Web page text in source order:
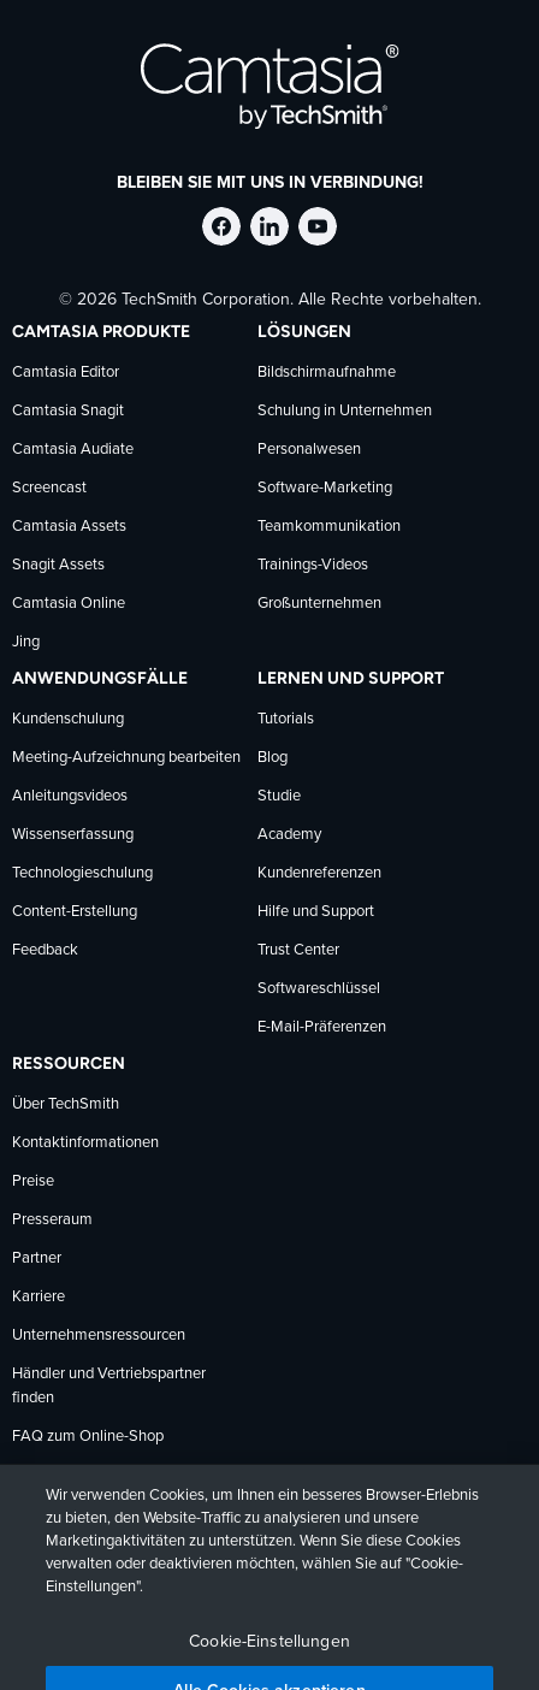
BLEIBEN SIE MIT UNS IN VERBINDUNG!
TechSmith
auf
Facebook
folgen
TechSmith
auf
LinkedIn
folgen
TechSmith
auf
YouTube
folgen
© 2026 TechSmith Corporation. Alle Rechte vorbehalten.
CAMTASIA PRODUKTE
Camtasia Editor
Camtasia Snagit
Camtasia Audiate
Screencast
Camtasia Assets
Snagit Assets
Camtasia Online
Jing
LÖSUNGEN
Bildschirmaufnahme
Schulung in Unternehmen
Personalwesen
Software-Marketing
Teamkommunikation
Trainings-Videos
Großunternehmen
ANWENDUNGSFÄLLE
Kundenschulung
Meeting-Aufzeichnung bearbeiten
Anleitungsvideos
Wissenserfassung
Technologieschulung
Content-Erstellung
Feedback
LERNEN UND SUPPORT
Tutorials
Blog
Studie
Academy
Kundenreferenzen
Hilfe und Support
Trust Center
Softwareschlüssel
E-Mail-Präferenzen
RESSOURCEN
Über TechSmith
Kontaktinformationen
Preise
Presseraum
Partner
Karriere
Unternehmensressourcen
Händler und Vertriebspartner
finden
FAQ zum Online-Shop
Rückgabebedingungen
DeutschFrançaisEspañol日本語
Wir verwenden Cookies, um Ihnen ein besseres Browser-Erlebnis
zu bieten, den Website-Traffic zu analysieren und unsere
Marketingaktivitäten zu unterstützen. Wenn Sie diese Cookies
verwalten oder deaktivieren möchten, wählen Sie auf "Cookie-
Einstellungen".
Cookie-Einstellungen